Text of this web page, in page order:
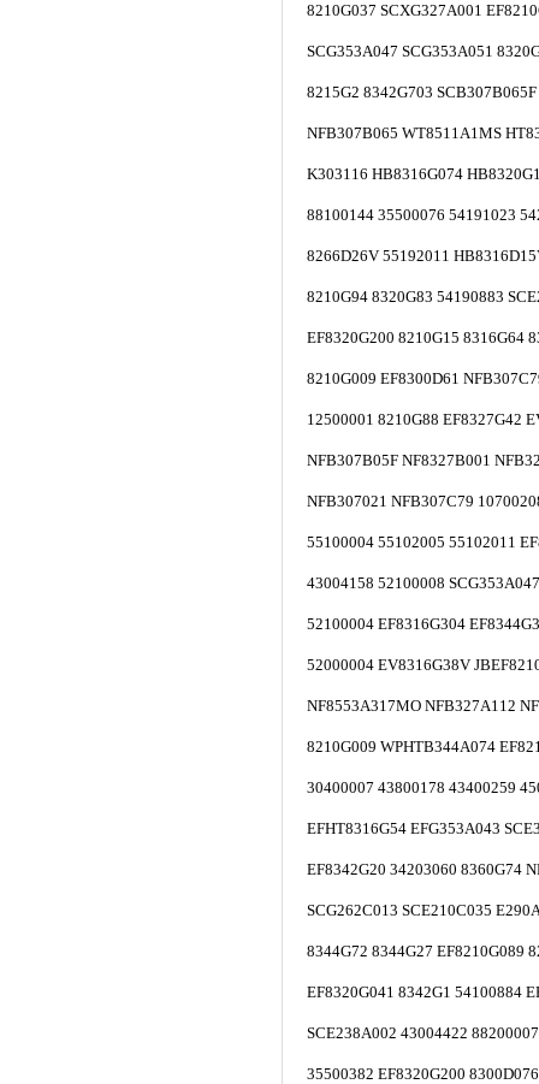
8210G037 SCXG327A001
SCG353A047 SCG353A051
8215G2 8342G703
NFB307B065 WT8511A1MS
K303116 HB8316G074
88100144 35500076 54191023
8266D26V 55192011
8210G94 8320G83 54190883
EF8320G200 8210G15 8316G64
8210G009 EF8300D61
12500001 8210G88 EF8327G42
NFB307B05F NF8327B001
NFB307021 NFB307C79
55100004 55102005 55102011
43004158 52100008
52100004 EF8316G304
52000004 EV8316G38V
NF8553A317MO NFB327A112
8210G009 WPHTB344A074
30400007 43800178 43400259
EFHT8316G54 EFG353A043
EF8342G20 34203060 8360G74
SCG262C013 SCE210C035
8344G72 8344G27 EF8210G089
EF8320G041 8342G1 54100884
SCE238A002 43004422
35500382 EF8320G200